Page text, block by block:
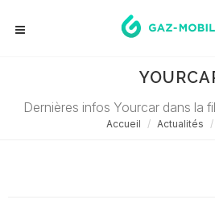
Dernières infos Yourcar dans la
Accueil Actualités